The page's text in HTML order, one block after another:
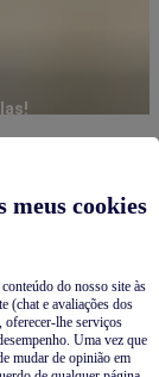
meus cookies
do nosso site às
(chat e avaliações dos
oferecer-lhe serviços
Uma vez que
mudar de opinião em